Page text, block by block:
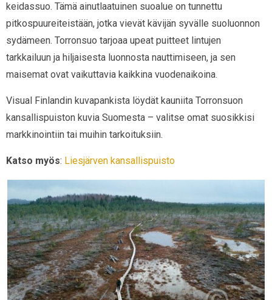
keidassuo. Tämä ainutlaatuinen suoalue on tunnettu
pitkospuureiteistään, jotka vievät kävijän syvälle suoluonnon
sydämeen. Torronsuo tarjoaa upeat puitteet lintujen
tarkkailuun ja hiljaisesta luonnosta nauttimiseen, ja sen
maisemat ovat vaikuttavia kaikkina vuodenaikoina.
Visual Finlandin kuvapankista löydät kauniita Torronsuon
kansallispuiston kuvia Suomesta – valitse omat suosikkisi
markkinointiin tai muihin tarkoituksiin.
Katso myös: Liesjärven kansallispuisto